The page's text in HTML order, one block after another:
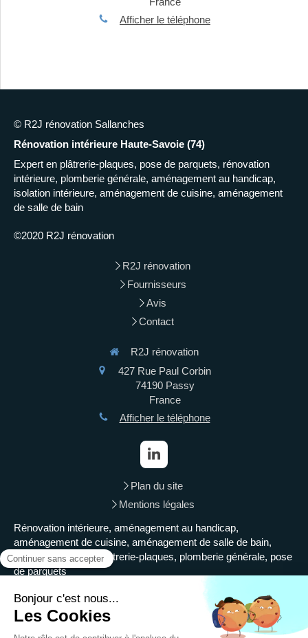
Afficher le téléphone
© R2J rénovation Sallanches
Rénovation intérieure Haute-Savoie (74)
Expert en plâtrerie-plaques, pose de parquets, rénovation
intérieure, plomberie générale, aménagement au handicap,
isolation intérieure, aménagement de cuisine, aménagement
de salle de bain
©2020 R2J rénovation
R2J rénovation
Fournisseurs
Avis
Contact
R2J rénovation
427 Rue Paul Corbin
74190 Passy
France
Afficher le téléphone
Plan du site
Mentions légales
Rénovation intérieure, aménagement au handicap,
aménagement de cuisine, aménagement de salle de bain,
isolation intérieure, plâtrerie-plaques, plomberie générale, pose
de parquets
Demander un devis